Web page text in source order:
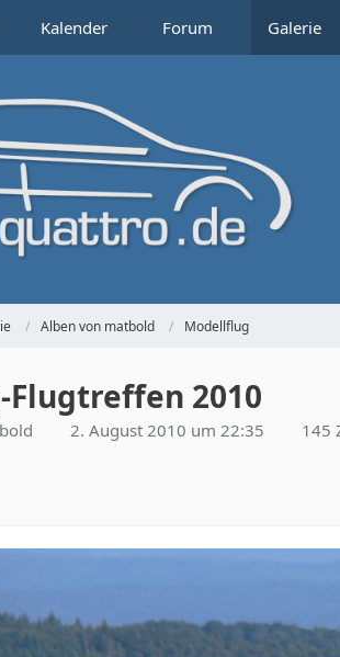
Kalender Forum Galerie
Alben von matbold Modellflug
Flugtreffen 2010
2. August 2010 um 22:35 145